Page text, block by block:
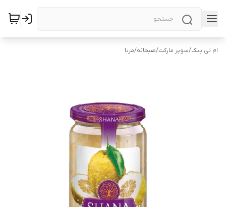
ام تی پیک/سوپر مارکت/صبحانه/مربا